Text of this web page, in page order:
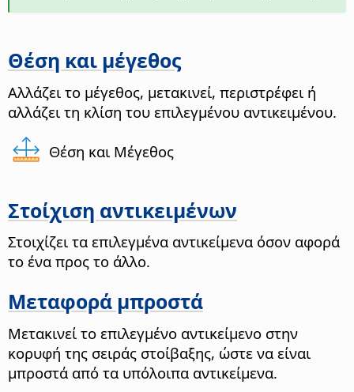
Θέση και μέγεθος
Αλλάζει το μέγεθος, μετακινεί, περιστρέφει ή
αλλάζει τη κλίση του επιλεγμένου αντικειμένου.
Θέση και Μέγεθος
Στοίχιση αντικειμένων
Στοιχίζει τα επιλεγμένα αντικείμενα όσον αφορά
το ένα προς το άλλο.
Μεταφορά μπροστά
Μετακινεί το επιλεγμένο αντικείμενο στην
κορυφή της σειράς στοίβαξης, ώστε να είναι
μπροστά από τα υπόλοιπα αντικείμενα.